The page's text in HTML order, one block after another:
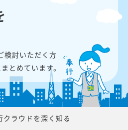
検討いただく方
とめています。
クラウドを深く知る